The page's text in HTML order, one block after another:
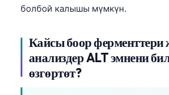
болбой калышы мүмкүн.
Кайсы боор ферменттери
анализдер ALT эмнени
өзгөртөт?
Հայերեն
Íslenska
Svenska